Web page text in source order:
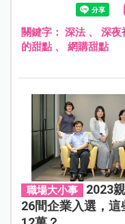
關鍵字： 深法、 深夜
的甜點、 網購甜點
職場大小事
2023
26間企業入選，